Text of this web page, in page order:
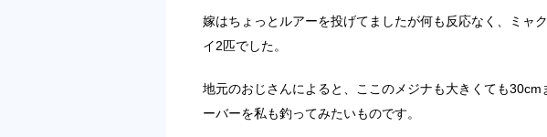
嫁はちょっとルアーを投げてましたが何も反応なく、ミャ
イ2匹でした。
地元のおじさんによると、ここのメジナも大きくても
ーバーを私も釣ってみたいものです。